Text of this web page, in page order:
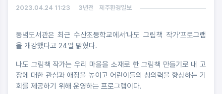
2023.04.24 11:23 3년전 제주환경일보
동녘도서관은 최근 수산초등학교에서‘나도 그림책 작가’프로그램
을 개강했다고 24일 밝혔다.
나도 그림책 작가는 우리 마을을 소재로 한 그림책 만들기로 내 고
장에 대한 관심과 애정을 높이고 어린이들의 창의력을 향상하는 기
회를 제공하기 위해 운영하는 프로그램이다.